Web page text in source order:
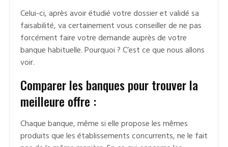
Celui-ci, après avoir étudié votre dossier et validé sa
faisabilité, va certainement vous conseiller de ne pas
forcément faire votre demande auprès de votre
banque habituelle. Pourquoi ? C’est ce que nous allons
voir.
Comparer les banques pour trouver la
meilleure offre :
Chaque banque, même si elle propose les mêmes
produits que les établissements concurrents, ne le fait